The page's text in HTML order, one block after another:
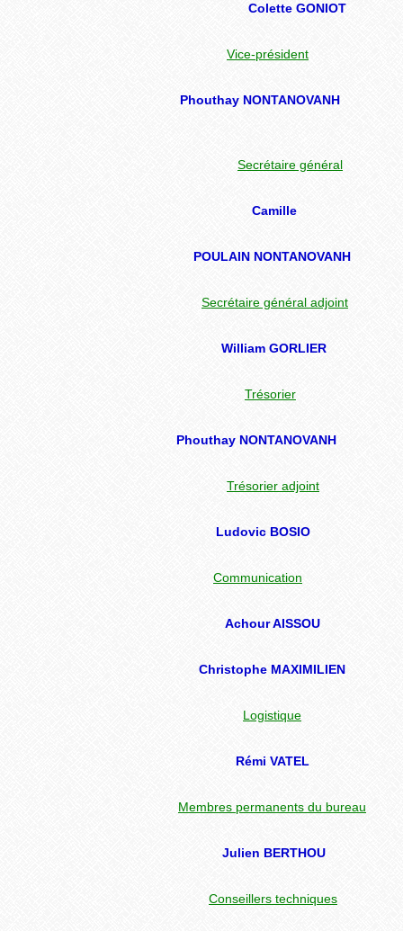
Colette GONIOT
Vice-président
Phouthay NONTANOVANH
Secrétaire général
Camille
POULAIN NONTANOVANH
Secrétaire général adjoint
William GORLIER
Trésorier
Phouthay NONTANOVANH
Trésorier adjoint
Ludovic BOSIO
Communication
Achour AISSOU
Christophe MAXIMILIEN
Logistique
Rémi VATEL
Membres permanents du bureau
Julien BERTHOU
Conseillers techniques